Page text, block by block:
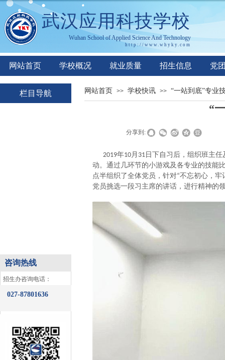
武汉应用科技学校
Wuhan School ofApplied ScienceAnd Technology
http://www.whyky.co m
网站首页 学校概况 就业质量 招生信息 党
栏目导航 网站首页 >> 学校快讯 >> “一站到底”专业
“
分享到:
2019年10月 31 日下自习后，组织班主
动。通过几环节的小游戏及各专业的技能
点半组织了全体党员，针对“不忘初心，牢
党员挑选一段习主席的讲话，进行精神的
咨询热线
​招生办咨询电话：
027-87801636